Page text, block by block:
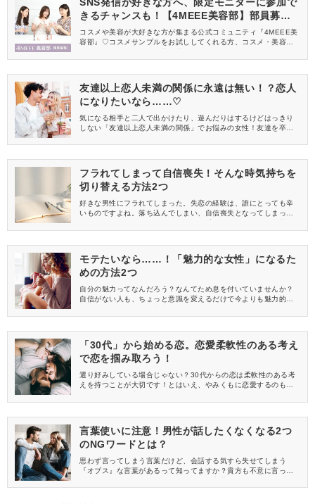
きるチャンスも！【4MEEE美容部】部員募集
中
コスメや美容が大好きな方が集まる公式コミュニティ『4MEEE美
容部』♡コスメサンプルをお試ししてくれる方、コスメ・美容情報
友達以上恋人未満の関係に永遠は無い！？恋人
になりたいなら……♡
気になる相手と二人で出かけたり、遊んだりはするけどはっきり
しない「友達以上恋人未満の関係」でお悩みの女性！友達を卒業
以上恋人未満のタイミングも楽しいですけど、ずっとそれだと辛
フラれてしまって自信喪失！そんな時気持ちを
切り替える方法2つ
好きな男性にフラれてしまった。失恋の経験は、誰にとっても辛
いものですよね。落ち込んでしまい、自信喪失となってしまって
込んだままでいるのも余計に辛いこと。そこで、上手に気持ちを
モテたいなら……！「魅力的な女性」になるた
めの方法2つ
自分の魅力ってなんだろう？なんてため息を付いていませんか？
自信がない人も、ちょっと意識を変えるだけで今よりも魅力的な
とを思っているなら、ちょっと抜くことも覚えましょう。さりげ
「30代」から始める恋。恋愛柔軟性のある考え
で恋を掴み取ろう！
選り好みしている場合じゃない？30代からの恋は柔軟性のある考
えを持つことが大切です！とはいえ、やみくもに恋愛するのも違
言葉使いに注意！男性が話したくなくなる2つ
のNGワードとは？
思わず言ってしまう言葉だけど、会話する気すら失せてしまう
『オブス』な言葉があるって知ってますか？貴方も不意に言って
ら、相手の男性も話したくなくなってしまいますよ！